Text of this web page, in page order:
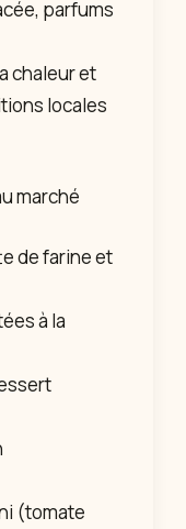
parfums
chaleur et
locales
marché
de farine et
à la
(tomate